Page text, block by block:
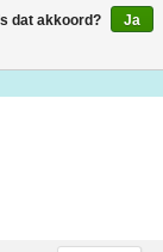
dat akkoord?
Ja